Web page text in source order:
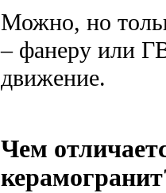
Можно, но
– фанеру или
движение.
Чем